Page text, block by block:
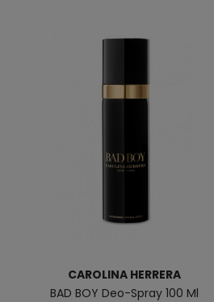
CAROLINA HERRERA
BAD BOY Deo-Spray 100 Ml